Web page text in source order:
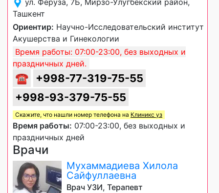
ул. Феруза, 7Б, Мирзо-Улугбекский район,
Ташкент
Ориентир: Научно-Исследовательский институт
Акушерства и Гинекологии
Время работы: 07:00-23:00, без выходных и
праздничных дней.
☎
+998-77-319-75-55
+998-93-379-75-55
Скажите, что нашли номер телефона на Клиникс уз
Время работы: 07:00-23:00, без выходных и
праздничных дней
Врачи
Мухаммадиева Хилола
Сайфуллаевна
Врач УЗИ, Терапевт